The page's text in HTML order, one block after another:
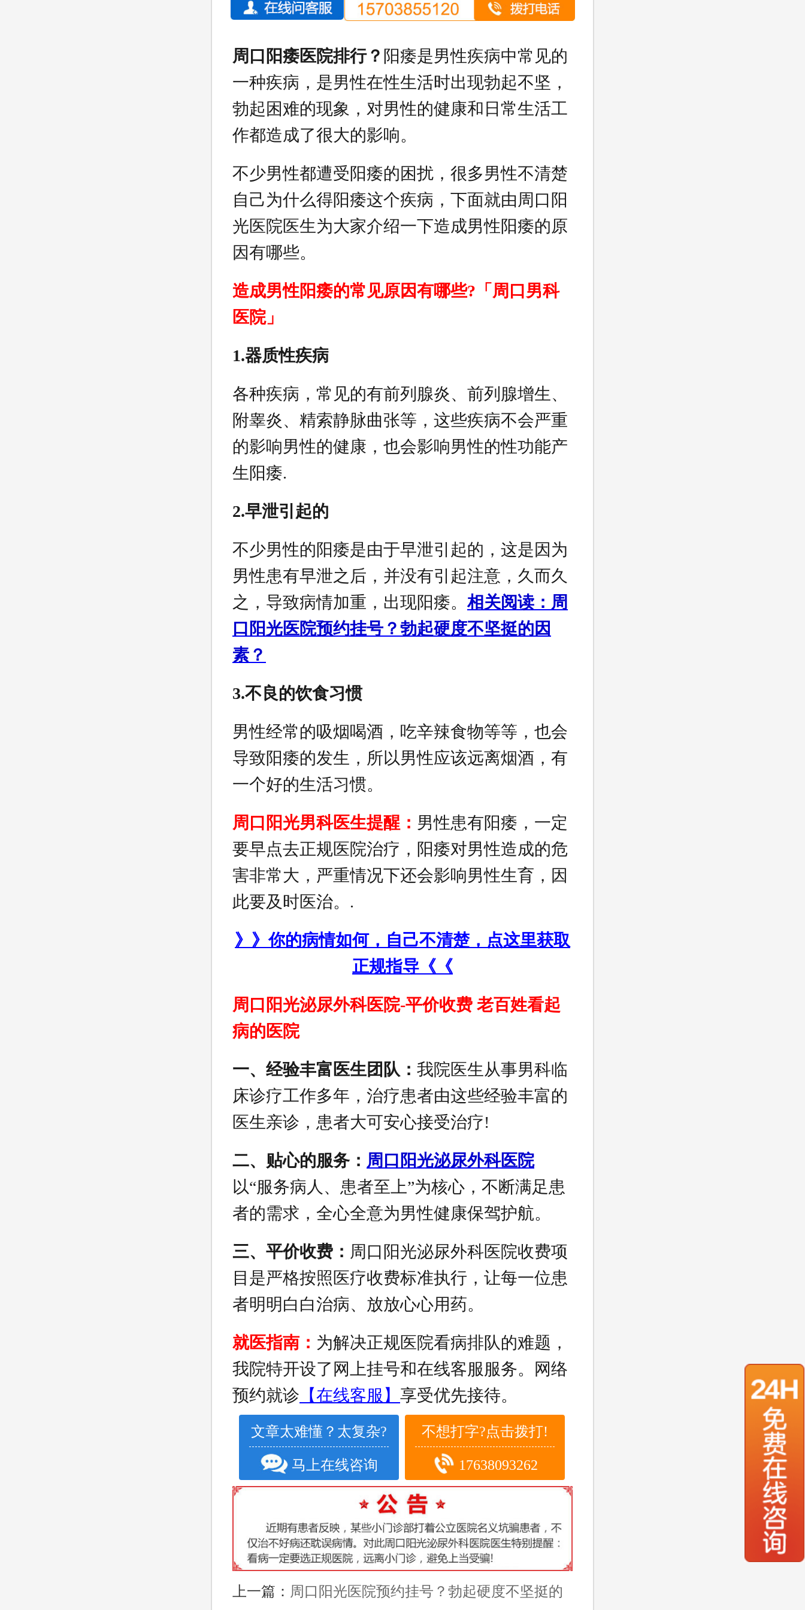
周口阳痿医院排行？ 阳痿是男性疾病中常见的
一种疾病，是男性在性生活时出现勃起不坚，
勃起困难的现象，对男性的健康和日常生活工
作都造成了很大的影响。
不少男性都遭受阳痿的困扰，很多男性不清楚
自己为什么得阳痿这个疾病，下面就由周口阳
光医院医生为大家介绍一下造成男性阳痿的原
因有哪些。
造成男性阳痿的常见原因有哪些?「周口男科
医院」
1.器质性疾病
各种疾病，常见的有前列腺炎、前列腺增生、
附睾炎、精索静脉曲张等，这些疾病不会严重
的影响男性的健康，也会影响男性的性功能产
生阳痿.
2.早泄引起的
不少男性的阳痿是由于早泄引起的，这是因为
男性患有早泄之后，并没有引起注意，久而久
之，导致病情加重，出现阳痿。 相关阅读：周
口阳光医院预约挂号？勃起硬度不坚挺的因
素？
3.不良的饮食习惯
男性经常的吸烟喝酒，吃辛辣食物等等，也会
导致阳痿的发生，所以男性应该远离烟酒，有
一个好的生活习惯。
周口阳光男科医生提醒： 男性患有阳痿，一定
要早点去正规医院治疗，阳痿对男性造成的危
害非常大，严重情况下还会影响男性生育，因
此要及时医治。.
》》你的病情如何，自己不清楚，点这里获取
正规指导《《
周口阳光泌尿外科医院-平价收费 老百姓看起
病的医院
一、经验丰富医生团队： 我院医生从事男科临
床诊疗工作多年，治疗患者由这些经验丰富的
医生亲诊，患者大可安心接受治疗!
二、贴心的服务： 周口阳光泌尿外科医院
以“服务病人、患者至上”为核心，不断满足患
者的需求，全心全意为男性健康保驾护航。
三、平价收费： 周口阳光泌尿外科医院收费项
目是严格按照医疗收费标准执行，让每一位患
者明明白白治病、放放心心用药。
就医指南： 为解决正规医院看病排队的难题，
我院特开设了网上挂号和在线客服服务。网络
预约就诊 【在线客服】 享受优先接待。
文章太难懂？太复杂?
马上在线咨询
不想打字?点击拨打!
17638093262
上一篇： 周口阳光医院预约挂号？勃起硬度不坚挺的